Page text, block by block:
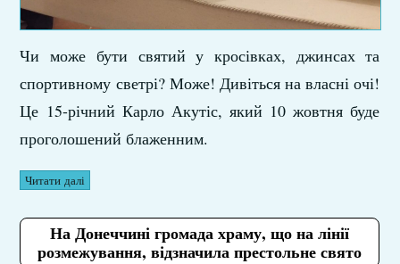
Чи може бути святий у кросівках, джинсах та
спортивному светрі? Може! Дивіться на власні очі!
Це 15-річний Карло Акутіс, який 10 жовтня буде
проголошений блаженним.
Читати далі
На Донеччині громада храму, що на лінії
розмежування, відзначила престольне свято